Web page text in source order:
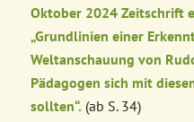
Oktober 2024 Zeitschrift
„Grundlinien einer
Weltanschauung von
Pädagogen sich mit
sollten“. (ab S. 34)